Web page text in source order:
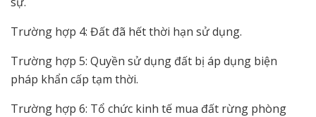
Trường hợp 4: Đất đã hết thời hạn sử dụng.
Trường hợp 5: Quyền sử dụng đất bị áp dụng biện
pháp khẩn cấp tạm thời.
Trường hợp 6: Tổ chức kinh tế mua đất rừng phòng